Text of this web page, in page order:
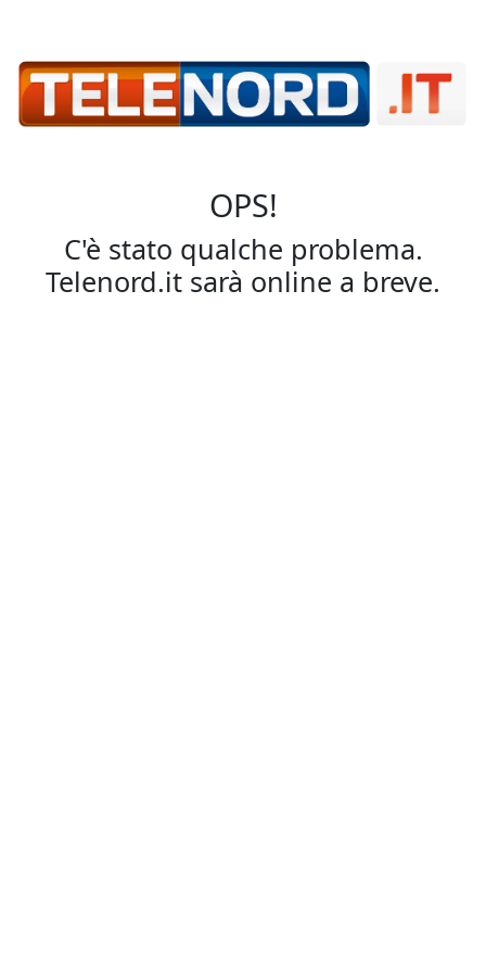
OPS!
C'è stato qualche problema.
Telenord.it sarà online a breve.